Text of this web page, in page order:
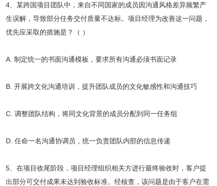
4、某跨国项目团队中，来自不同国家的成员因沟通风格差异频繁产
生误解，导致部分任务交付质量不达标。项目经理为改善这一问题，
优先应采取的措施是？（ ）
A. 制定统一的书面沟通模板，要求所有沟通必须书面记录
B. 开展跨文化沟通培训，提升团队成员的文化敏感性和沟通技巧
C. 调整团队结构，将同文化背景的成员分配到同一任务组
D. 任命一名沟通协调员，统一负责团队内部的信息传递
5、在项目收尾阶段，项目经理组织相关方进行最终验收时，客户提
出部分可交付成果未达到验收标准。经核查，该问题是由于客户在需